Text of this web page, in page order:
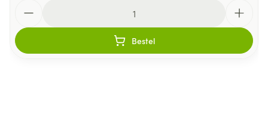
Bestel